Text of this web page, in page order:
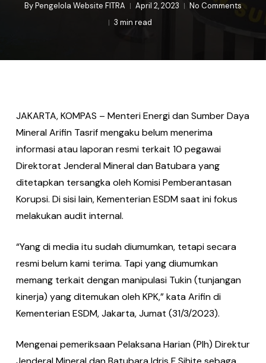
ByPengelola Website FITRA April 2, 2023
No Comments
3 min read
JAKARTA, KOMPAS – Menteri Energi dan Sumber Daya
Mineral Arifin Tasrif mengaku belum menerima
informasi atau laporan resmi terkait 10 pegawai
Direktorat Jenderal Mineral dan Batubara yang
ditetapkan tersangka oleh Komisi Pemberantasan
Korupsi. Di sisi lain, Kementerian ESDM saat ini fokus
melakukan audit internal.
“Yang di media itu sudah diumumkan, tetapi secara
resmi belum kami terima. Tapi yang diumumkan
memang terkait dengan manipulasi Tukin (tunjangan
kinerja) yang ditemukan oleh KPK,” kata Arifin di
Kementerian ESDM, Jakarta, Jumat (31/3/2023).
Mengenai pemeriksaan Pelaksana Harian (Plh) Direktur